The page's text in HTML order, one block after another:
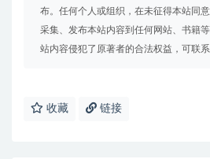
布。任何个人或组织，在未征得本站同
采集、发布本站内容到任何网站、书籍
站内容侵犯了原著者的合法权益，可联系
收藏 链接